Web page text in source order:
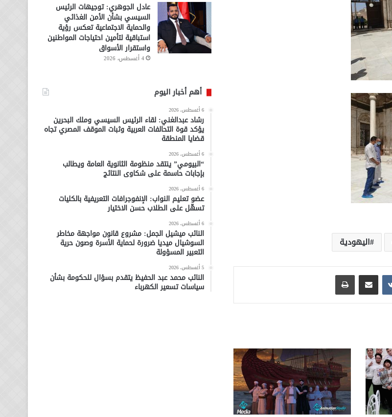
اليهودية
مشاركة عبر البريد طباعة
عادل الجوهري: توجيهات الرئيس
السيسي بشأن الأمن الغذائي
والحماية الاجتماعية تعكس رؤية
استباقية لتأمين احتياجات المواطنين
واستقرار الأسواق
4 أغسطس، 2026
أهم أخبار اليوم
6 أغسطس، 2026
رشاد عبدالغني: لقاء الرئيس السيسي وملك البحرين
يؤكد قوة التحالفات العربية وثبات الموقف المصري تجاه
قضايا المنطقة
6 أغسطس، 2026
“البيومي” ينتقد منظومة الثانوية العامة ويطالب
بإجابات حاسمة على شكاوى النتائج
6 أغسطس، 2026
عضو تعليم النواب: الإنفوجرافات التعريفية بالكليات
تسهّل على الطلاب حسن الاختيار
6 أغسطس، 2026
النائب ميشيل الجمل: مشروع قانون مواجهة مخاطر
السوشيال ميديا ضرورة لحماية الأسرة وصون حرية
التعبير المسؤولة
5 أغسطس، 2026
النائب محمد عبد الحفيظ يتقدم بسؤال للحكومة بشأن
سياسات تسعير الكهرباء